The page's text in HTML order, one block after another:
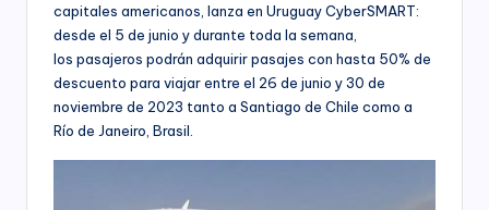
capitales americanos, lanza en Uruguay CyberSMART:
desde el 5 de junio y durante toda la semana,
los pasajeros podrán adquirir pasajes con hasta 50% de
descuento para viajar entre el 26 de junio y 30 de
noviembre de 2023 tanto a Santiago de Chile como a
Río de Janeiro, Brasil.